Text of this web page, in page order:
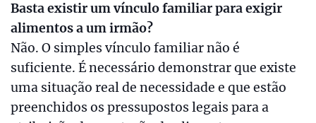
Basta existir um vínculo familiar para exigir
alimentos a um irmão?
Não. O simples vínculo familiar não é
suficiente. É necessário demonstrar que existe
uma situação real de necessidade e que estão
preenchidos os pressupostos legais para a